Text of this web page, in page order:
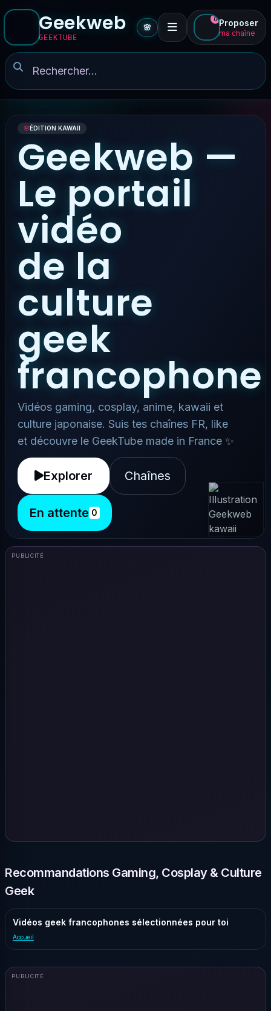
Geekweb
GEEKTUBE
🌸
0 Proposer
ma chaîne
🌸ÉDITION KAWAII
Geekweb —
Le portail
vidéo
de la
culture
geek
francophone
Vidéos gaming, cosplay, anime, kawaii et
culture japonaise. Suis tes chaînes FR, like
et découvre le GeekTube made in France ✨
Explorer Chaînes
En attente 0
PUBLICITÉ
Recommandations Gaming, Cosplay & Culture
Geek
Vidéos geek francophones sélectionnées pour toi
Accueil
PUBLICITÉ